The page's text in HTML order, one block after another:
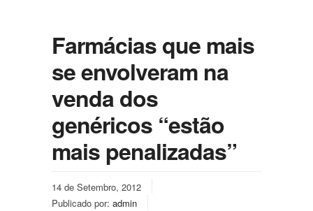
Farmácias que mais
se envolveram na
venda dos
genéricos “estão
mais penalizadas”
14 de Setembro, 2012
Publicado por: admin